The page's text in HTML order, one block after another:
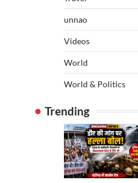
unnao
Videos
World
World & Politics
Trending